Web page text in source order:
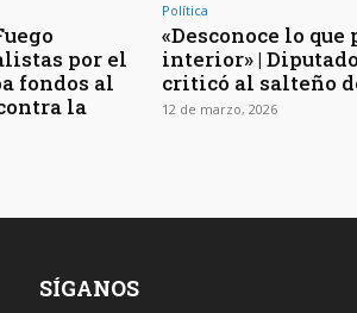
por el
fondos al
la
Política
«Desconoce lo que
interior» |
criticó al salteño
12 de marzo, 2026
SÍGANOS